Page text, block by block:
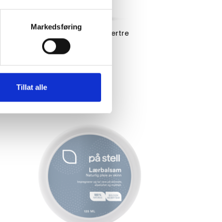
Markedsføring
Tillat alle
Ullvask m/Lavendel & Sedertre
kr229,00
LEGG I HANDLEKURV